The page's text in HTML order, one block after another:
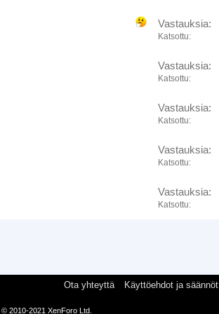
Vastauksia
Katsottu
Vastauksia
Katsottu
Vastauksia
Katsottu
Vastauksia
Katsottu
Vastauksia
Katsottu
Ota yhteyttä Käyttöehdot ja säännöt
© 2010-2021 XenForo Ltd.